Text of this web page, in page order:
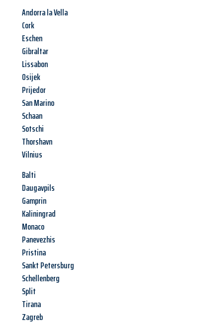
Andorra la Vella
Cork
Eschen
Gibraltar
Lissabon
Osijek
Prijedor
San Marino
Schaan
Sotschi
Thorshavn
Vilnius
Balti
Daugavpils
Gamprin
Kaliningrad
Monaco
Panevezhis
Pristina
Sankt Petersburg
Schellenberg
Split
Tirana
Zagreb